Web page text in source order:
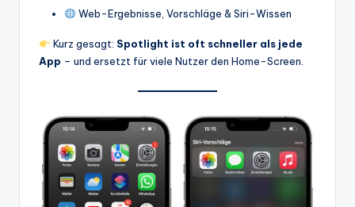
Web-Ergebnisse, Vorschläge & Siri-Wissen
Kurz gesagt: Spotlight ist oft schneller als jede
App – und ersetzt für viele Nutzer den Home-Screen.